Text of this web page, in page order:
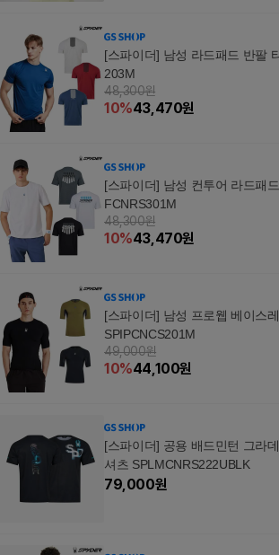
[스파이더] 남성 라드패드 반팔
203M
48,300원
10%43,470원
[스파이더] 남성 컨투어 라드패
FCNRS301M
48,300원
10%43,470원
[스파이더] 남성 프로웹 베이스
SPIPCNCS201M
49,000원
10%44,100원
[스파이더] 공용 배드민턴 그라
셔츠 SPLMCNRS222UBLK
79,000원